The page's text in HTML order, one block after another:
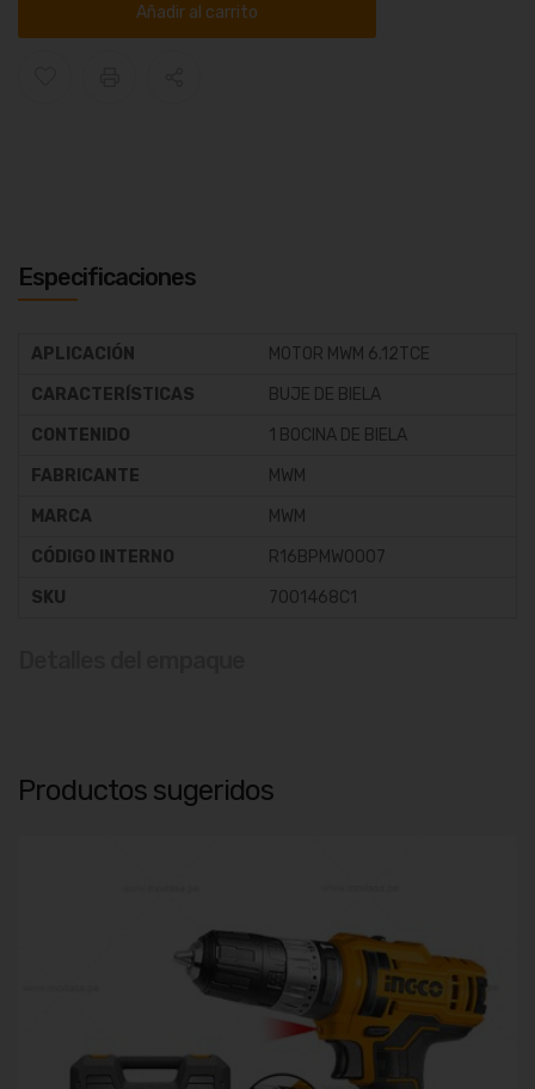
Añadir al carrito
Especificaciones
APLICACIÓN
MOTOR MWM 6.12TCE
CARACTERÍSTICAS
BUJE DE BIELA
CONTENIDO
1 BOCINA DE BIELA
FABRICANTE
MWM
MARCA
MWM
CÓDIGO INTERNO
R16BPMW0007
SKU
7001468C1
Productos sugeridos